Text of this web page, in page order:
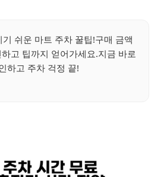
기 쉬운 마트 주차 꿀팁!구매 금액
고 팁까지 얻어가세요.지금 바로
하고 주차 걱정 끝!